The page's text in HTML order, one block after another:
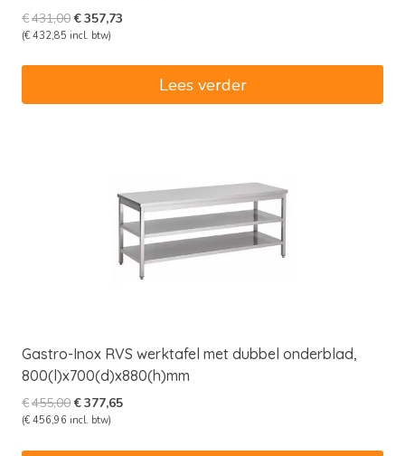
€431,00Oorspronkelijke
prijs
€357,73
(€ 432,85 incl. btw)
Lees verder
Gastro-Inox RVS werktafel met dubbel onderblad,
800(l)x700(d)x880(h)mm
€455,00Oorspronkelijke
prijs
€377,65Huidige
(€ 456,96 incl. btw)